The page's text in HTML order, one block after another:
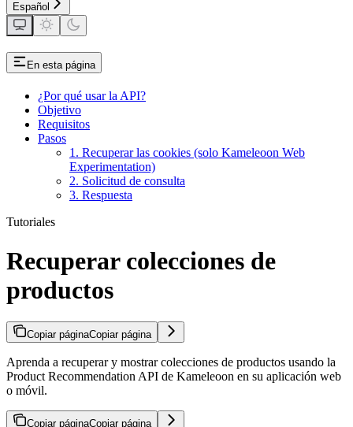
Español
En esta página
¿Por qué usar la API?
Objetivo
Requisitos
Pasos
1. Recuperar las cookies (solo Kameleoon Web
Experimentation)
2. Solicitud de consulta
3. Respuesta
Tutoriales
Recuperar colecciones de
productos
Copiar páginaCopiar página
Aprenda a recuperar y mostrar colecciones de productos usando la
Product Recommendation API de Kameleoon en su aplicación web
o móvil.
Copiar páginaCopiar página